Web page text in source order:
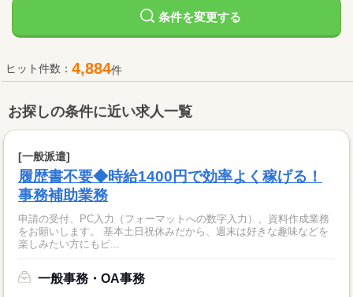
条件を変更する
ヒット件数： 4,884件
お探しの条件に近い求人一覧
[一般派遣]
履歴書不要◆時給1400円で効率よく稼げる！
事務補助業務
申請の受付、PC入力（フォーマットへの数字入力）、資料作成業務
をお願いします。 基本土日祝休みだから、週末は好きな趣味などを
楽しみたい方にもピ...
一般事務・OA事務